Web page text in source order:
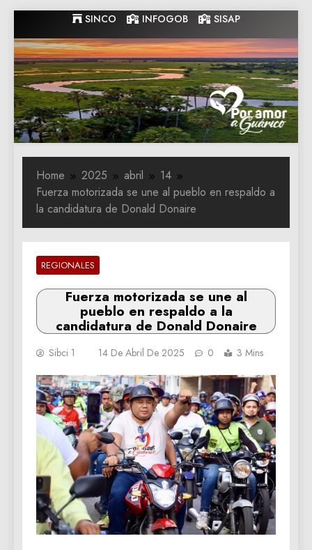
to
content
SINCO INFOGOB SISAP
Gobernacion
de Guarico
Gobernacion de Guarico
Home 2025 abril
14
Fuerza motorizada se une al pueblo en respaldo a
la candidatura de Donald Donaire
REGIONALES
Fuerza motorizada se une al
pueblo en respaldo a la
candidatura de Donald Donaire
Sibci 1 14 De Abril De 2025 0 3 Mins